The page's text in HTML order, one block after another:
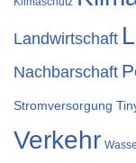
Landwirtschaft
Nachbarschaft
Stromversorgung
Verkehr